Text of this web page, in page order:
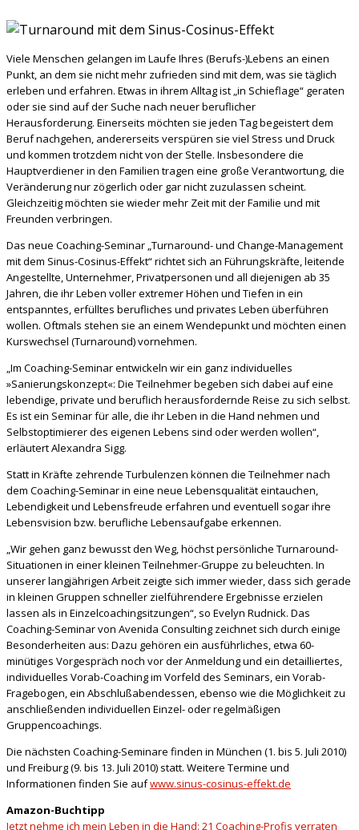
Viele Menschen gelangen im Laufe Ihres (Berufs-)Lebens an einen
Punkt, an dem sie nicht mehr zufrieden sind mit dem, was sie täglich
erleben und erfahren. Etwas in ihrem Alltag ist „in Schieflage“ geraten
oder sie sind auf der Suche nach neuer beruflicher
Herausforderung. Einerseits möchten sie jeden Tag begeistert dem
Beruf nachgehen, andererseits verspüren sie viel Stress und Druck
und kommen trotzdem nicht von der Stelle. Insbesondere die
Hauptverdiener in den Familien tragen eine große Verantwortung, die
Veränderung nur zögerlich oder gar nicht zuzulassen scheint.
Gleichzeitig möchten sie wieder mehr Zeit mit der Familie und mit
Freunden verbringen.
Das neue Coaching-Seminar „Turnaround- und Change-Management
mit dem Sinus-Cosinus-Effekt“ richtet sich an Führungskräfte, leitende
Angestellte, Unternehmer, Privatpersonen und all diejenigen ab 35
Jahren, die ihr Leben voller extremer Höhen und Tiefen in ein
entspanntes, erfülltes berufliches und privates Leben überführen
wollen. Oftmals stehen sie an einem Wendepunkt und möchten einen
Kurswechsel (Turnaround) vornehmen.
„Im Coaching-Seminar entwickeln wir ein ganz individuelles
»Sanierungskonzept«: Die Teilnehmer begeben sich dabei auf eine
lebendige, private und beruflich herausfordernde Reise zu sich selbst.
Es ist ein Seminar für alle, die ihr Leben in die Hand nehmen und
Selbstoptimierer des eigenen Lebens sind oder werden wollen“,
erläutert Alexandra Sigg.
Statt in Kräfte zehrende Turbulenzen können die Teilnehmer nach
dem Coaching-Seminar in eine neue Lebensqualität eintauchen,
Lebendigkeit und Lebensfreude erfahren und eventuell sogar ihre
Lebensvision bzw. berufliche Lebensaufgabe erkennen.
„Wir gehen ganz bewusst den Weg, höchst persönliche Turnaround-
Situationen in einer kleinen Teilnehmer-Gruppe zu beleuchten. In
unserer langjährigen Arbeit zeigte sich immer wieder, dass sich gerade
in kleinen Gruppen schneller zielführendere Ergebnisse erzielen
lassen als in Einzelcoachingsitzungen“, so Evelyn Rudnick. Das
Coaching-Seminar von Avenida Consulting zeichnet sich durch einige
Besonderheiten aus: Dazu gehören ein ausführliches, etwa 60-
minütiges Vorgespräch noch vor der Anmeldung und ein detailliertes,
individuelles Vorab-Coaching im Vorfeld des Seminars, ein Vorab-
Fragebogen, ein Abschlußabendessen, ebenso wie die Möglichkeit zu
anschließenden individuellen Einzel- oder regelmäßigen
Gruppencoachings.
Die nächsten Coaching-Seminare finden in München (1. bis 5. Juli 2010)
und Freiburg (9. bis 13. Juli 2010) statt. Weitere Termine und
Informationen finden Sie aufwww.sinus-cosinus-effekt.de
Amazon-Buchtipp
Jetzt nehme ich mein Leben in die Hand: 21 Coaching-Profis verraten